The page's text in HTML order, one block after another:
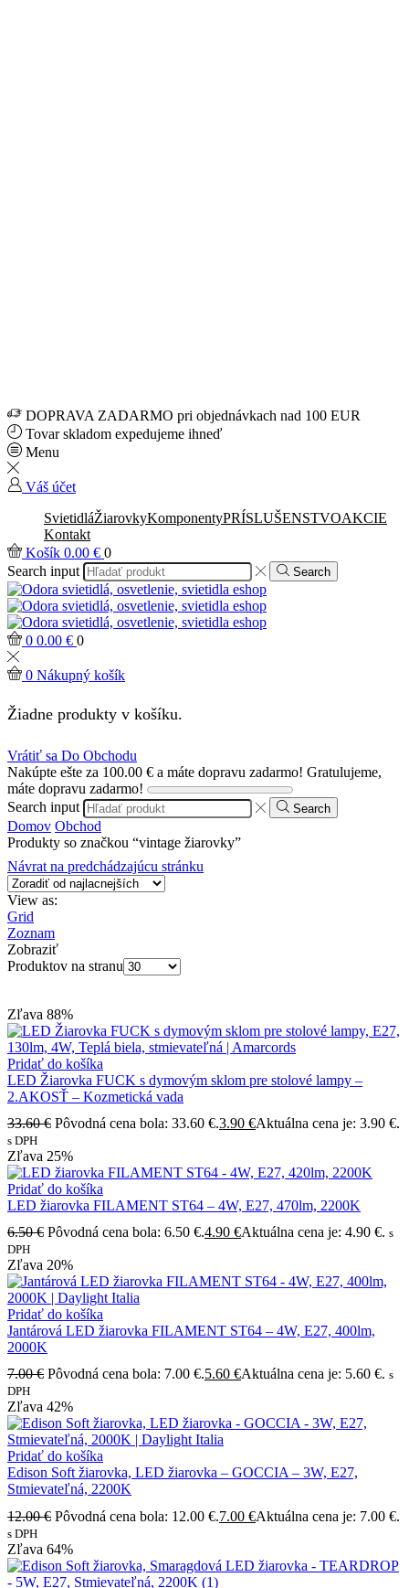
DOPRAVA ZADARMO pri objednávkach nad 100 EUR
Tovar skladom expedujeme ihneď
Menu
Váš účet
SvietidláŽiarovkyKomponentyPRÍSLUŠENSTVOAKCIE
Kontakt
Košík 0.00 € 0
Search input
Search
0 0.00 € 0
0 Nákupný košík
Žiadne produkty v košíku.
Vrátiť sa Do Obchodu
Nakúpte ešte za 100.00 € a máte dopravu zadarmo! Gratulujeme,
máte dopravu zadarmo!
Search input
Search
Domov Obchod
Produkty so značkou “vintage žiarovky”
Návrat na predchádzajúcu stránku
View as:
Grid
Zoznam
Zobraziť
Produktov na stranu
Zľava 88%
Pridať do košíka
LED Žiarovka FUCK s dymovým sklom pre stolové lampy –
2.AKOSŤ – Kozmetická vada
33.60€ Pôvodná cena bola: 33.60 €.3.90 €Aktuálna cena je: 3.90 €.
s DPH
Zľava 25%
Pridať do košíka
LED žiarovka FILAMENT ST64 – 4W, E27, 470lm, 2200K
6.50€ Pôvodná cena bola: 6.50 €.4.90 €Aktuálna cena je: 4.90 €. s
DPH
Zľava 20%
Pridať do košíka
Jantárová LED žiarovka FILAMENT ST64 – 4W, E27, 400lm,
2000K
7.00€ Pôvodná cena bola: 7.00 €.5.60 €Aktuálna cena je: 5.60 €. s
DPH
Zľava 42%
Pridať do košíka
Edison Soft žiarovka, LED žiarovka – GOCCIA – 3W, E27,
Stmievateľná, 2200K
12.00€ Pôvodná cena bola: 12.00 €.7.00 €Aktuálna cena je: 7.00 €.
s DPH
Zľava 64%